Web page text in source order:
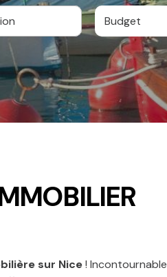
Budget
sur Nice! Incontournable